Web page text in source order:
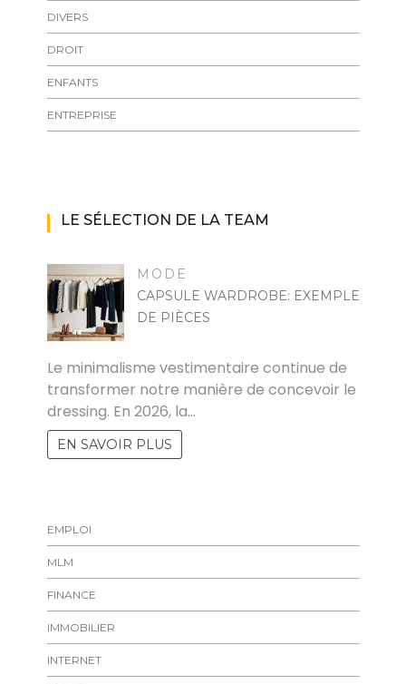
DIVERS
DROIT
ENFANTS
ENTREPRISE
LE SÉLECTION DE LA TEAM
MODE
CAPSULE WARDROBE: EXEMPLE
DE PIÈCES
Le minimalisme vestimentaire continue de
transformer notre manière de concevoir le
dressing. En 2026, la…
EN SAVOIR PLUS
EMPLOI
MLM
FINANCE
IMMOBILIER
INTERNET